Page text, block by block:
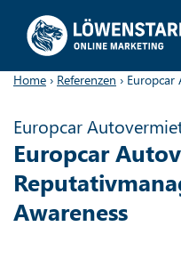
Home › Referenzen ›
Europcar
Europcar
Awareness